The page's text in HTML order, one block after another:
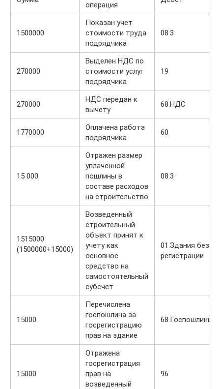
операция
1500000
Показан учет
стоимости труда
подрядчика
08.3
270000
Выделен НДС по
стоимости услуг
подрядчика
19
270000
НДС передан к
вычету
68.НДС
1770000
Оплачена работа
подрядчика
60
15 000
Отражен размер
уплаченной
пошлины в
составе расходов
на строительство
08.3
1515000
(1500000+15000)
Возведенный
строительный
объект принят к
учету как
основное
средство на
самостоятельный
субсчет
01.Здания без
регистрации
15000
Перечислена
госпошлина за
госрегистрацию
прав на здание
68.Госпошлины
15000
Отражена
госрегистрация
прав на
возведенный
96